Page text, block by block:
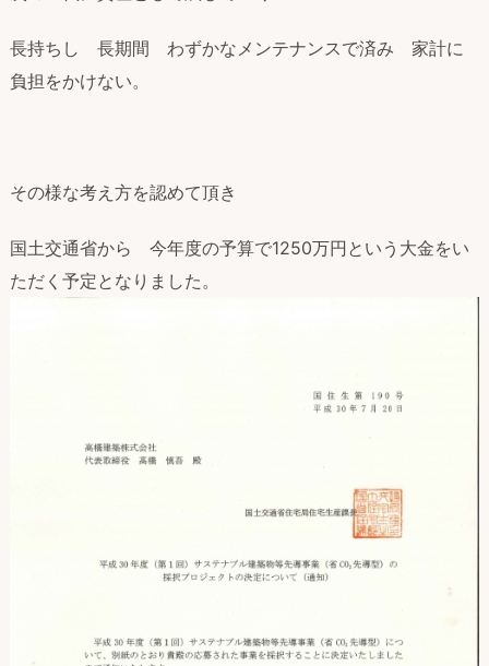
長持ちし 長期間 わずかなメンテナンスで済み 家計に
負担をかけない。
その様な考え方を認めて頂き
国土交通省から 今年度の予算で1250万円という大金をい
ただく予定となりました。